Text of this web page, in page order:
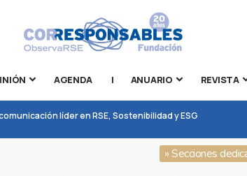
AGENDA | ANUARIO REVISTA
líder en RSE, Sostenibilidad y ESG
» Secciones